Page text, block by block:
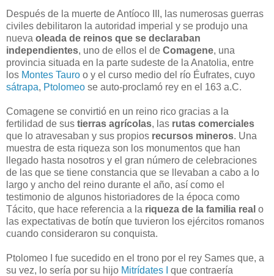
Después de la muerte de Antíoco III, las numerosas guerras
civiles debilitaron la autoridad imperial y se produjo una
nueva oleada de reinos que se declaraban
independientes, uno de ellos el de Comagene, una
provincia situada en la parte sudeste de la Anatolia, entre
los Montes Tauro o y el curso medio del río Éufrates, cuyo
sátrapa, Ptolomeo se auto-proclamó rey en el 163 a.C.
Comagene se convirtió en un reino rico gracias a la
fertilidad de sus tierras agrícolas, las rutas comerciales
que lo atravesaban y sus propios recursos mineros. Una
muestra de esta riqueza son los monumentos que han
llegado hasta nosotros y el gran número de celebraciones
de las que se tiene constancia que se llevaban a cabo a lo
largo y ancho del reino durante el año, así como el
testimonio de algunos historiadores de la época como
Tácito, que hace referencia a la riqueza de la familia real o
las expectativas de botín que tuvieron los ejércitos romanos
cuando consideraron su conquista.
Ptolomeo I fue sucedido en el trono por el rey Sames que, a
su vez, lo sería por su hijo Mitrídates I
que contraería